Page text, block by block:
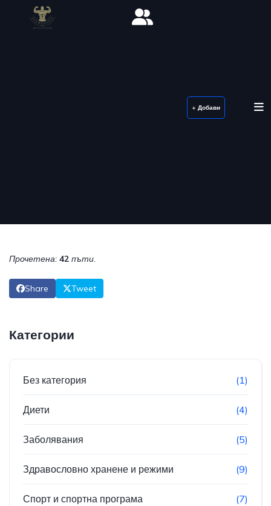
+ Добави
Прочетена: 42 пъти.
Share Tweet
Категории
Без категория (1)
Диети (4)
Заболявания (5)
Здравословно хранене и режими (9)
Спорт и спортна програма (7)